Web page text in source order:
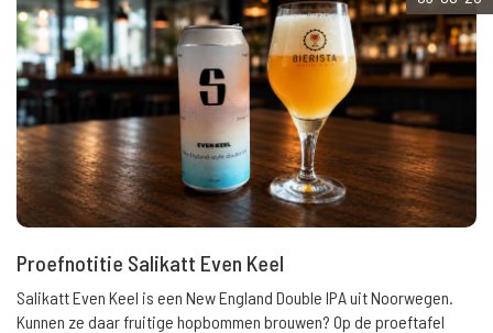
Proefnotitie Salikatt Even Keel
Salikatt Even Keel is een New England Double IPA uit Noorwegen.
Kunnen ze daar fruitige hopbommen brouwen? Op de proeftafel